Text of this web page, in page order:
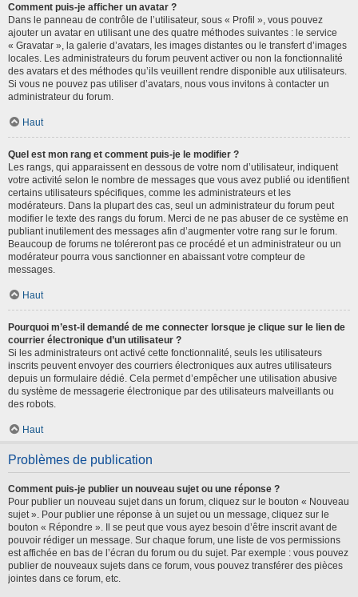
Comment puis-je afficher un avatar ?
Dans le panneau de contrôle de l’utilisateur, sous « Profil », vous pouvez
ajouter un avatar en utilisant une des quatre méthodes suivantes : le service
« Gravatar », la galerie d’avatars, les images distantes ou le transfert d’images
locales. Les administrateurs du forum peuvent activer ou non la fonctionnalité
des avatars et des méthodes qu’ils veuillent rendre disponible aux utilisateurs.
Si vous ne pouvez pas utiliser d’avatars, nous vous invitons à contacter un
administrateur du forum.
Haut
Quel est mon rang et comment puis-je le modifier ?
Les rangs, qui apparaissent en dessous de votre nom d’utilisateur, indiquent
votre activité selon le nombre de messages que vous avez publié ou identifient
certains utilisateurs spécifiques, comme les administrateurs et les
modérateurs. Dans la plupart des cas, seul un administrateur du forum peut
modifier le texte des rangs du forum. Merci de ne pas abuser de ce système en
publiant inutilement des messages afin d’augmenter votre rang sur le forum.
Beaucoup de forums ne toléreront pas ce procédé et un administrateur ou un
modérateur pourra vous sanctionner en abaissant votre compteur de
messages.
Haut
Pourquoi m’est-il demandé de me connecter lorsque je clique sur le lien de
courrier électronique d’un utilisateur ?
Si les administrateurs ont activé cette fonctionnalité, seuls les utilisateurs
inscrits peuvent envoyer des courriers électroniques aux autres utilisateurs
depuis un formulaire dédié. Cela permet d’empêcher une utilisation abusive
du système de messagerie électronique par des utilisateurs malveillants ou
des robots.
Haut
Problèmes de publication
Comment puis-je publier un nouveau sujet ou une réponse ?
Pour publier un nouveau sujet dans un forum, cliquez sur le bouton « Nouveau
sujet ». Pour publier une réponse à un sujet ou un message, cliquez sur le
bouton « Répondre ». Il se peut que vous ayez besoin d’être inscrit avant de
pouvoir rédiger un message. Sur chaque forum, une liste de vos permissions
est affichée en bas de l’écran du forum ou du sujet. Par exemple : vous pouvez
publier de nouveaux sujets dans ce forum, vous pouvez transférer des pièces
jointes dans ce forum, etc.